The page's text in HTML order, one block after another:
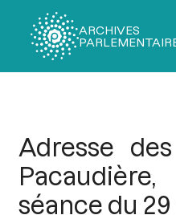
ARCHIVES
Adresse
séance du 29